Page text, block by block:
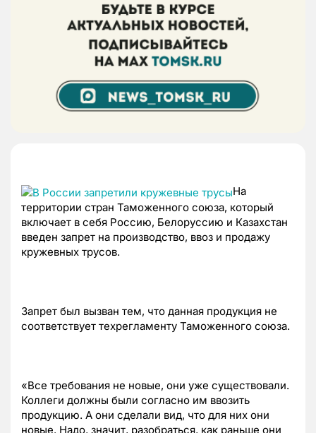
На
территории стран Таможенного союза, который
включает в себя Россию, Белоруссию и Казахстан
введен запрет на производство, ввоз и продажу
кружевных трусов.
Запрет был вызван тем, что данная продукция не
соответствует техрегламенту Таможенного союза.
«Все требования не новые, они уже существовали.
Коллеги должны были согласно им ввозить
продукцию. А они сделали вид, что для них они
новые. Надо, значит, разобраться, как раньше они